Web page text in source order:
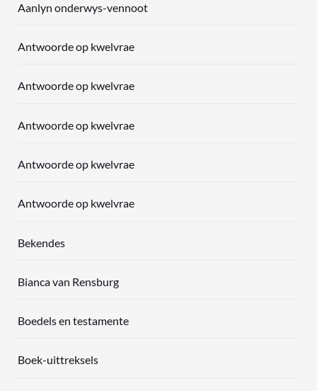
Aanlyn onderwys-vennoot
Antwoorde op kwelvrae
Antwoorde op kwelvrae
Antwoorde op kwelvrae
Antwoorde op kwelvrae
Antwoorde op kwelvrae
Bekendes
Bianca van Rensburg
Boedels en testamente
Boek-uittreksels